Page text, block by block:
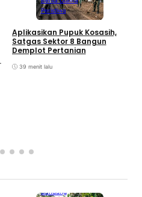
Peristiwa
Aplikasikan Pupuk Kosasih,
Satgas Sektor 8 Bangun
Demplot Pertanian
39 menit lalu
Bandung